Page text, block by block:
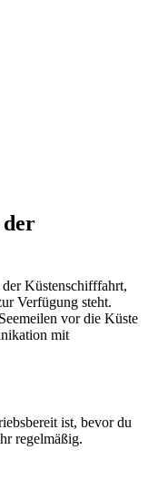
der
Küstenschifffahrt,
Verfügung steht.
vor die Küste
mit
ist, bevor du
regelmäßig.